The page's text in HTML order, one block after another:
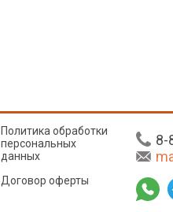
8-
Политика обработки
персональных
данных
Договор оферты